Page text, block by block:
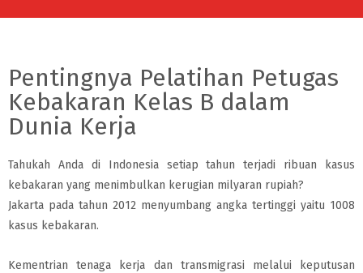
Pentingnya Pelatihan Petugas
Kebakaran Kelas B dalam
Dunia Kerja
Tahukah Anda di Indonesia setiap tahun terjadi ribuan kasus
kebakaran yang menimbulkan kerugian milyaran rupiah?
Jakarta pada tahun 2012 menyumbang angka tertinggi yaitu 1008
kasus kebakaran.
Kementrian tenaga kerja dan transmigrasi melalui keputusan